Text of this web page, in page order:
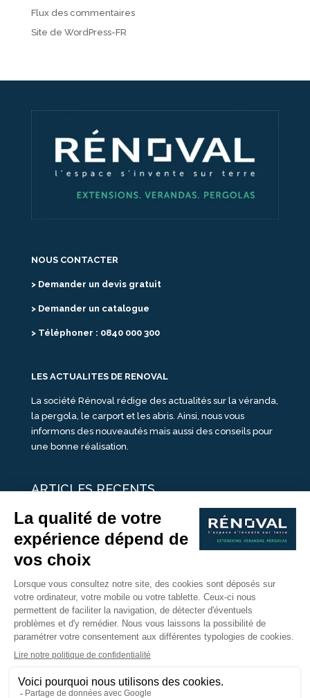
Flux des commentaires
Site de WordPress-FR
NOUS CONTACTER
> Demander un devis gratuit
> Demander un catalogue
> Téléphoner : 0840 000 300
LES ACTUALITES DE RENOVAL
La société Rénoval rédige des actualités sur la véranda,
la pergola, le carport et les abris. Ainsi, nous vous
informons des nouveautés mais aussi des conseils pour
une bonne réalisation.
ARTICLES RECENTS
25 idées de vérandas design
Un été pour une véranda
Portes Ouvertes Véranda Extension Suisse | 26-27 Juin
portes ouvertes véranda sur mesure
Nous Suivre